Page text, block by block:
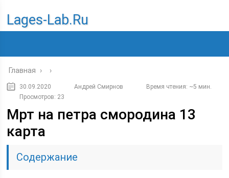
Lages-Lab.ru
Главная › ›
30.09.2020 Андрей Смирнов
Время чтения: ~5 мин.
Просмотров: 23
Мрт на петра смородина 13
карта
Содержание